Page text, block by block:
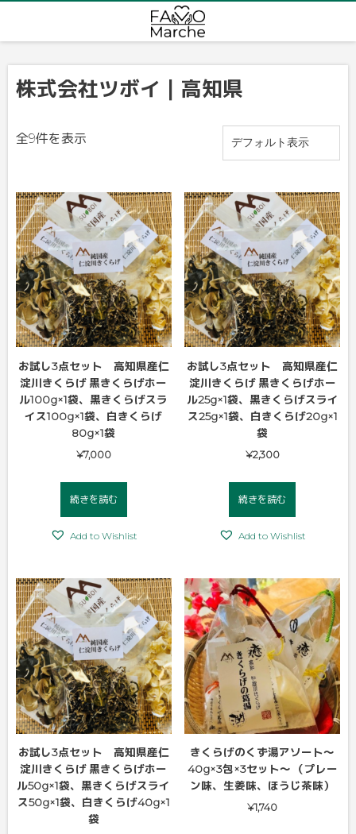
株式会社ツボイ｜高知県
全9件を表示
お試し3点セット 高知県産仁
淀川きくらげ 黒きくらげホー
ル100g×1袋、黒きくらげスラ
イス100g×1袋、白きくらげ
80g×1袋
¥7,000
続きを読む
Add to Wishlist
お試し3点セット 高知県産仁
淀川きくらげ 黒きくらげホー
ル25g×1袋、黒きくらげスライ
ス25g×1袋、白きくらげ20g×1
袋
¥2,300
続きを読む
Add to Wishlist
お試し3点セット 高知県産仁
淀川きくらげ 黒きくらげホー
ル50g×1袋、黒きくらげスライ
ス50g×1袋、白きくらげ40g×1
袋
きくらげのくず湯アソート～
40g×3包×3セット～ （プレー
ン味、生姜味、ほうじ茶味）
¥1,740